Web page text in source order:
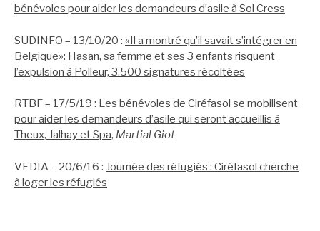
bénévoles pour aider les demandeurs d’asile à Sol Cress
SUDINFO – 13/10/20 : «Il a montré qu’il savait s’intégrer en
Belgique»: Hasan, sa femme et ses 3 enfants risquent
l’expulsion à Polleur, 3.500 signatures récoltées
RTBF – 17/5/19 : Les bénévoles de Ciréfasol se mobilisent
pour aider les demandeurs d’asile qui seront accueillis à
Theux, Jalhay et Spa, Martial Giot
VEDIA – 20/6/16 : Journée des réfugiés : Ciréfasol cherche
à loger les réfugiés